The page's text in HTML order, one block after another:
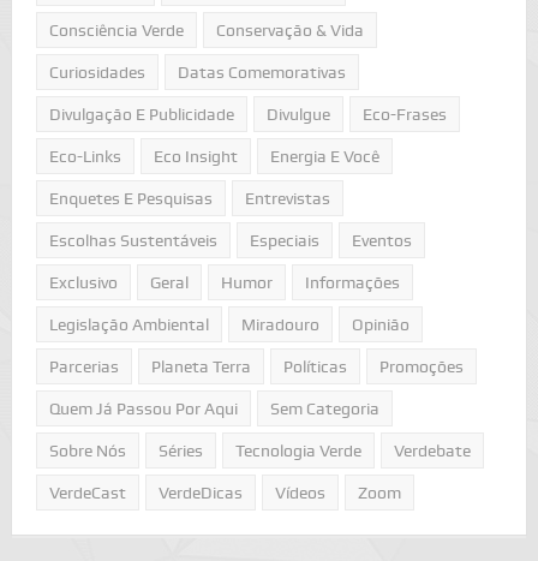
Consciência Verde Conservação & Vida
Curiosidades Datas Comemorativas
Divulgação E Publicidade Divulgue Eco-Frases
Eco-Links Eco Insight Energia E Você
Enquetes E Pesquisas Entrevistas
Escolhas Sustentáveis Especiais Eventos
Exclusivo Geral Humor Informações
Legislação Ambiental Miradouro Opinião
Parcerias Planeta Terra Políticas Promoções
Quem Já Passou Por Aqui Sem Categoria
Sobre Nós Séries Tecnologia Verde Verdebate
VerdeCast VerdeDicas Vídeos Zoom